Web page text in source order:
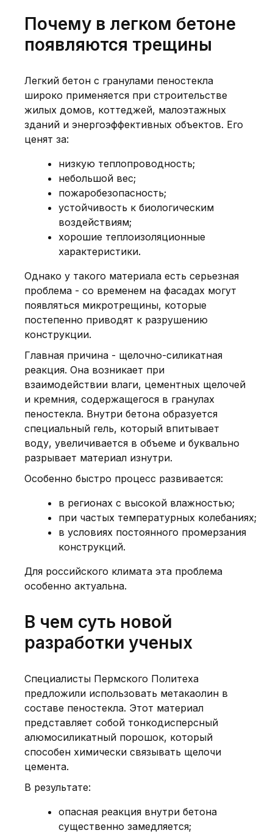
Почему в легком бетоне
появляются трещины
Легкий бетон с гранулами пеностекла
широко применяется при строительстве
жилых домов, коттеджей, малоэтажных
зданий и энергоэффективных объектов. Его
ценят за:
низкую теплопроводность;
небольшой вес;
пожаробезопасность;
устойчивость к биологическим
воздействиям;
хорошие теплоизоляционные
характеристики.
Однако у такого материала есть серьезная
проблема - со временем на фасадах могут
появляться микротрещины, которые
постепенно приводят к разрушению
конструкции.
Главная причина - щелочно-силикатная
реакция. Она возникает при
взаимодействии влаги, цементных щелочей
и кремния, содержащегося в гранулах
пеностекла. Внутри бетона образуется
специальный гель, который впитывает
воду, увеличивается в объеме и буквально
разрывает материал изнутри.
Особенно быстро процесс развивается:
в регионах с высокой влажностью;
при частых температурных колебаниях;
в условиях постоянного промерзания
конструкций.
Для российского климата эта проблема
особенно актуальна.
В чем суть новой
разработки ученых
Специалисты Пермского Политеха
предложили использовать метакаолин в
составе пеностекла. Этот материал
представляет собой тонкодисперсный
алюмосиликатный порошок, который
способен химически связывать щелочи
цемента.
В результате:
опасная реакция внутри бетона
существенно замедляется;